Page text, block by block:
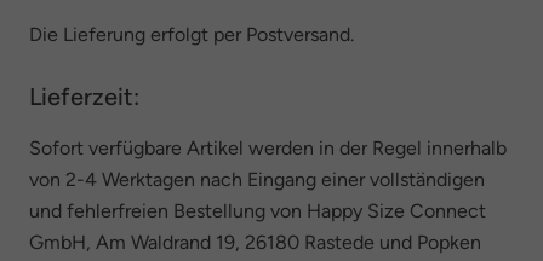
Die Lieferung erfolgt per Postversand.
Lieferzeit:
Sofort verfügbare Artikel werden in der Regel innerhalb
von 2-4 Werktagen nach Eingang einer vollständigen
und fehlerfreien Bestellung von Happy Size Connect
GmbH, Am Waldrand 19, 26180 Rastede und Popken